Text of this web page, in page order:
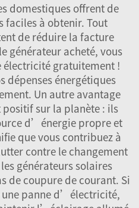
domestiques offrent de
faciles à obtenir. Tout
de réduire la facture
générateur acheté, vous
gratuitement !
dépenses énergétiques
Un autre avantage
sur la planète : ils
d’énergie propre et
que vous contribuez à
contre le changement
générateurs solaires
de coupure de courant. Si
panne d’électricité,